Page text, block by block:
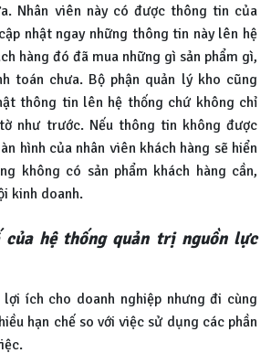
Nhân viên này có được thông tin của
nhật ngay những thông tin này lên hệ
hàng đó đã mua những gì sản phẩm gì,
toán chưa. Bộ phận quản lý kho cũng
thông tin lên hệ thống chứ không chỉ
như trước. Nếu thông tin không được
hình của nhân viên khách hàng sẽ hiển
không có sản phẩm khách hàng cần,
kinh doanh.
của hệ thống quản trị nguồn lực
lợi ích cho doanh nghiệp nhưng đi cùng
hạn chế so với việc sử dụng các phần